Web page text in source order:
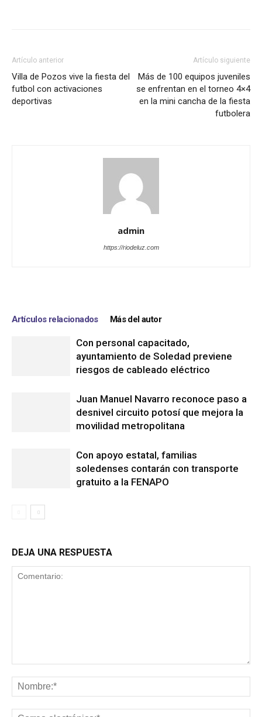
Artículo anterior
Villa de Pozos vive la fiesta del
futbol con activaciones
deportivas
Artículo siguiente
Más de 100 equipos juveniles
se enfrentan en el torneo 4×4
en la mini cancha de la fiesta
futbolera
admin
https://riodeluz.com
Artículos relacionados Más del autor
Con personal capacitado,
ayuntamiento de Soledad previene
riesgos de cableado eléctrico
Juan Manuel Navarro reconoce paso a
desnivel circuito potosí que mejora la
movilidad metropolitana
Con apoyo estatal, familias
soledenses contarán con transporte
gratuito a la FENAPO
DEJA UNA RESPUESTA